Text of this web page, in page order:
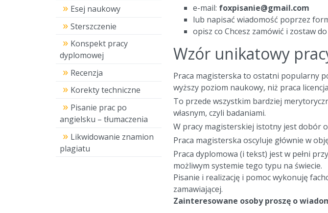
Esej naukowy
Sterszczenie
Konspekt pracy
dyplomowej
Recenzja
Korekty techniczne
Pisanie prac po
angielsku – tłumaczenia
Likwidowanie znamion
plagiatu
e-mail: foxpisanie@gmail.com
lub napisać wiadomość poprzez
opisz co Chcesz zamówić i zostaw
Wzór unikatowy
Praca magisterska to ostatni popularny
wyższy poziom naukowy, niż praca
To przede wszystkim bardziej
własnym, czyli badaniami.
W pracy magisterskiej istotny jest dobór
Praca magisterska oscyluje głównie w
Praca dyplomowa (i tekst) jest w pełni
możliwym systemie tego typu na świecie.
Pisanie i realizację i pomoc wykonuję
zamawiającej.
Zainteresowane osoby proszę o